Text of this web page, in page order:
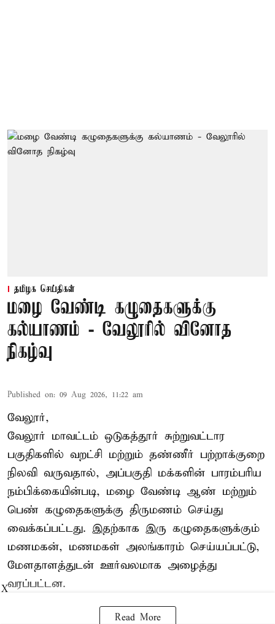
தமிழக செய்திகள்
மழை வேண்டி கழுதைகளுக்கு
கல்யாணம் - வேலூரில் வினோத
நிகழ்வு
Published on: 09 Aug 2026, 11:22 am
வேலூர்,
வேலூர் மாவட்டம் ஒடுகத்தூர் சுற்றுவட்டார
பகுதிகளில் வறட்சி மற்றும் தண்ணீர் பற்றாக்குறை
நிலவி வருவதால், அப்பகுதி மக்களின் பாரம்பரிய
நம்பிக்கையின்படி, மழை வேண்டி ஆண் மற்றும்
பெண் கழுதைகளுக்கு திருமணம் செய்து
வைக்கப்பட்டது. இதற்காக இரு கழுதைகளுக்கும்
மணமகன், மணமகள் அலங்காரம் செய்யப்பட்டு,
மேளதாளத்துடன் ஊர்வலமாக அழைத்து
வரப்பட்டன.
Read More
X